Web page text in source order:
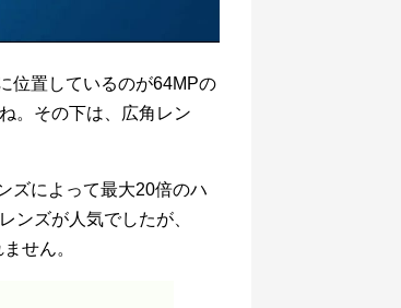
位置しているのが64MPの
。その下は、広角レン
ズによって最大20倍のハ
ンズが人気でしたが、
せん。